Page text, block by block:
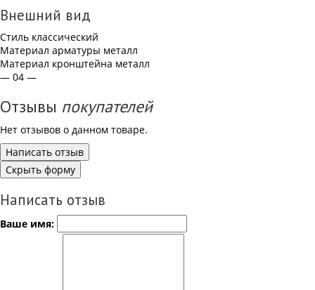
Внешний вид
Стиль классический
Материал арматуры металл
Материал кронштейна металл
— 04 —
Отзывы покупателей
Нет отзывов о данном товаре.
Написать отзыв
Скрыть форму
Написать отзыв
Ваше имя: